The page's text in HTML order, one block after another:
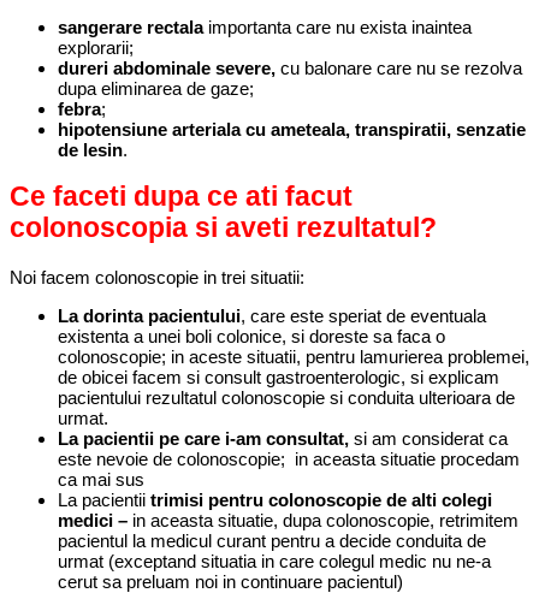
sangerare rectalaimportanta care nu exista inaintea
explorarii;
dureri abdominale severe, cu balonare care nu se rezolva
dupa eliminarea de gaze;
febra;
hipotensiune arteriala cu ameteala, transpiratii, senzatie
de lesin.
Ce faceti dupa ce ati facut
colonoscopia si aveti rezultatul?
Noi facem colonoscopie in trei situatii:
La dorinta pacientului, care este speriat de eventuala
existenta a unei boli colonice, si doreste sa faca o
colonoscopie; in aceste situatii, pentru lamurierea problemei,
de obicei facem si consult gastroenterologic, si explicam
pacientului rezultatul colonoscopie si conduita ulterioara de
urmat.
La pacientii pe care i-am consultat, si am considerat ca
este nevoie de colonoscopie; in aceasta situatie procedam
ca mai sus
La pacientii trimisi pentru colonoscopie de alti colegi
medici – in aceasta situatie, dupa colonoscopie, retrimitem
pacientul la medicul curant pentru a decide conduita de
urmat (exceptand situatia in care colegul medic nu ne-a
cerut sa preluam noi in continuare pacientul)